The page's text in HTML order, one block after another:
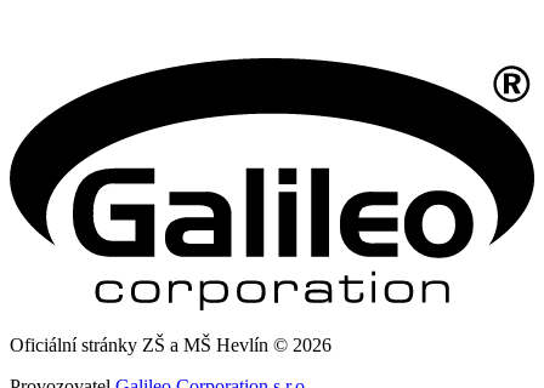
Oficiální stránky ZŠ a MŠ Hevlín © 2026